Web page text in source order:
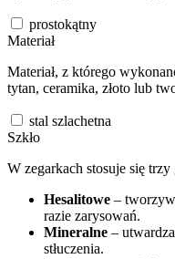
prostokątny
Materiał
Materiał, z którego
tytan, ceramika, złoto lub
stal szlachetna
Szkło
W zegarkach stosuje się trzy
Hesalitowe –
razie zarysowań.
Mineralne –
stłuczenia.